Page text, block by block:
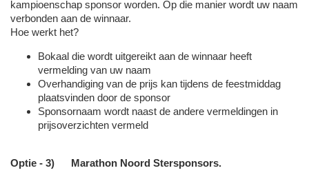
kampioenschap sponsor worden. Op die manier wordt uw naam
verbonden aan de winnaar.
Hoe werkt het?
Bokaal die wordt uitgereikt aan de winnaar heeft
vermelding van uw naam
Overhandiging van de prijs kan tijdens de feestmiddag
plaatsvinden door de sponsor
Sponsornaam wordt naast de andere vermeldingen in
prijsoverzichten vermeld
Optie - 3) Marathon Noord Stersponsors.